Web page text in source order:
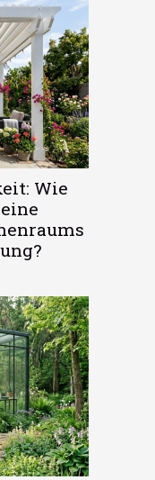
Wie